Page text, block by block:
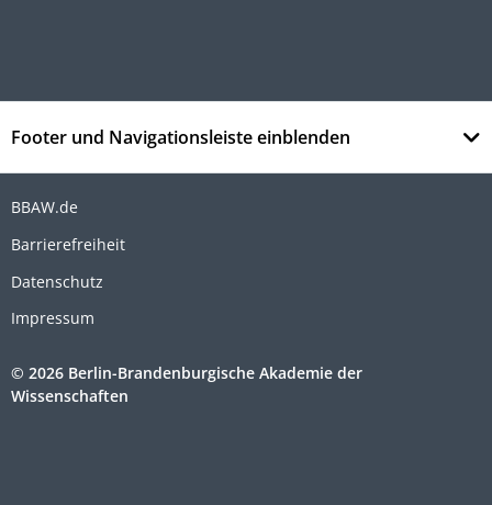
Footer und Navigationsleiste einblenden
BBAW.de
Barrierefreiheit
Datenschutz
Impressum
© 2026 Berlin-Brandenburgische Akademie der
Wissenschaften